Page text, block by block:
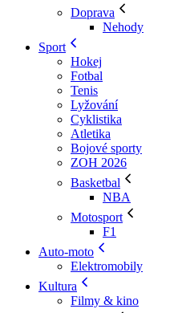
Doprava
Nehody
Sport
Hokej
Fotbal
Tenis
Lyžování
Cyklistika
Atletika
Bojové sporty
ZOH 2026
Basketbal
NBA
Motosport
F1
Auto-moto
Elektromobily
Kultura
Filmy & kino